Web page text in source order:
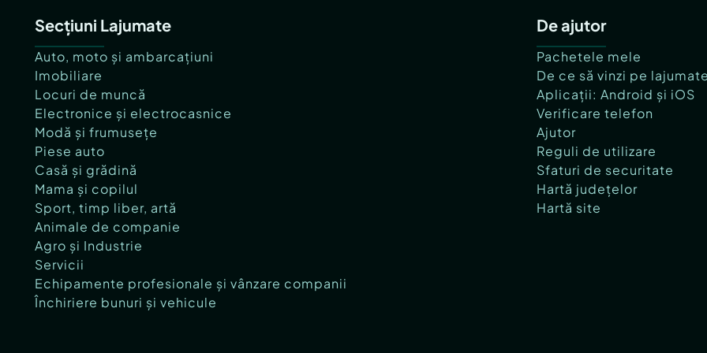
Secțiuni Lajumate
Auto, moto și ambarcațiuni
Imobiliare
Locuri de muncă
Electronice și electrocasnice
Modă și frumusețe
Piese auto
Casă și grădină
Mama și copilul
Sport, timp liber, artă
Animale de companie
Agro și Industrie
Servicii
Echipamente profesionale și vânzare companii
Închiriere bunuri și vehicule
De ajutor
Pachetele mele
De ce să vinzi pe
Aplicații: Android și iOS
Verificare telefon
Ajutor
Reguli de utilizare
Sfaturi de securitate
Hartă județelor
Hartă site